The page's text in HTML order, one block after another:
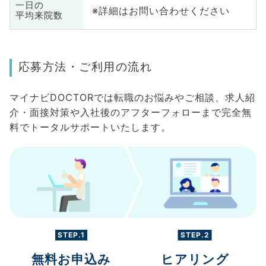
一日の
平均来院数
※詳細はお問い合わせください
応募方法・ご利用の流れ
マイナビDOCTORでは転職のお悩みやご相談、求人紹
介・面接対策や入社後のアフターフォローまで完全無
料でトータルサポートいたします。
STEP.1
無料お申込み
STEP.2
ヒアリング